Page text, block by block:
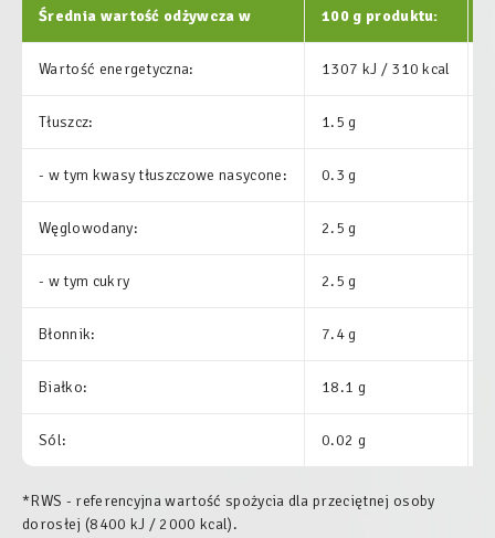
Średnia wartość odżywcza w 100 g produktu:
Wartość energetyczna: 1307 kJ / 310 kcal
Tłuszcz: 1.5 g
- w tym kwasy tłuszczowe nasycone: 0.3 g
Węglowodany: 2.5 g
- w tym cukry 2.5 g
Błonnik: 7.4 g
Białko: 18.1 g
Sól: 0.02 g
*RWS - referencyjna wartość spożycia dla przeciętnej osoby
dorosłej (8400 kJ / 2000 kcal).